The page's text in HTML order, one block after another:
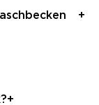
und
und
+
auf
keine
80 cm als
+